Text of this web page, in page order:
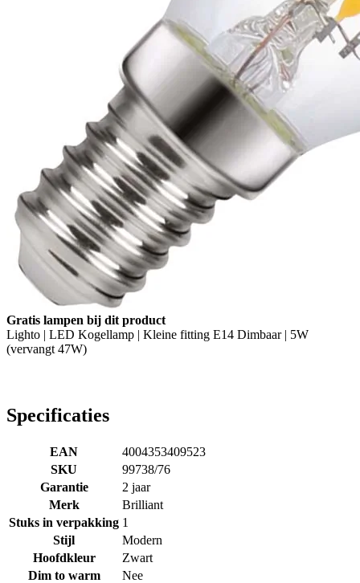
Gratis lampen bij dit product
Lighto | LED Kogellamp | Kleine fitting E14 Dimbaar | 5W
(vervangt 47W)
Specificaties
EAN
4004353409523
SKU
99738/76
Garantie
2 jaar
Merk
Brilliant
Stuks in verpakking 1
Stijl
Modern
Hoofdkleur
Zwart
Dim to warm
Nee